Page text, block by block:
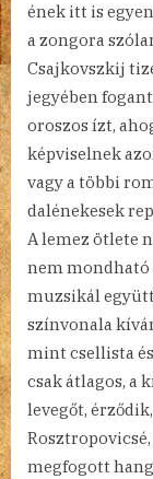
ének itt is
a zongora
Csajkovszkij
jegyében
oroszos ízt,
képviselnek
vagy a többi
dalénekesek
A lemez ötlete
nem mondható
muzsikál
színvonala
mint csellista
csak átlagos, a
levegőt,
megfogott